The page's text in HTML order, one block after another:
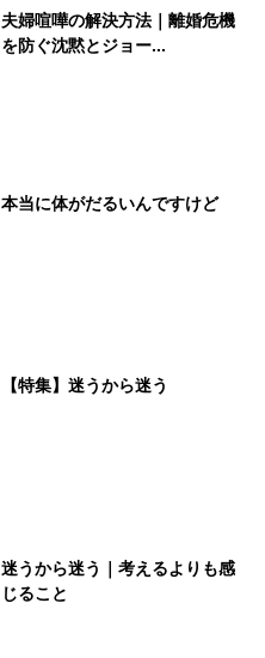
夫婦喧嘩の解決方法｜離婚危機
を防ぐ沈黙とジョー...
本当に体がだるいんですけど
【特集】迷うから迷う
迷うから迷う｜考えるよりも感
じること